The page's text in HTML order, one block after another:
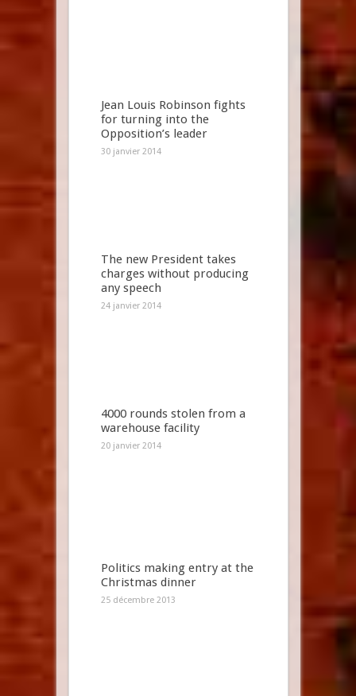
Jean Louis Robinson fights
for turning into the
Opposition’s leader
30 janvier 2014
The new President takes
charges without producing
any speech
24 janvier 2014
4000 rounds stolen from a
warehouse facility
20 janvier 2014
Politics making entry at the
Christmas dinner
25 décembre 2013